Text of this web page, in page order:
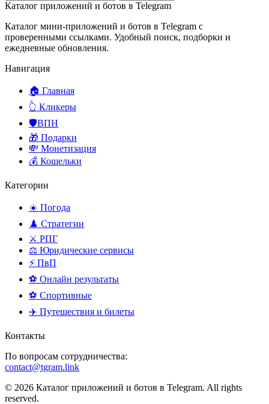
Каталог приложений и ботов в Telegram
Каталог мини-приложений и ботов в Telegram с
проверенными ссылками. Удобный поиск, подборки и
ежедневные обновления.
Навигация
🏠 Главная
👆 Кликеры
🛡️ВПН
🎁 Подарки
💸 Монетизация
💰 Кошельки
Категории
☀️ Погода
♟️ Стратегии
⚔️ РПГ
⚖️ Юридические сервисы
⚡ ПвП
⚽ Онлайн результаты
⚽ Спортивные
✈️ Путешествия и билеты
Контакты
По вопросам сотрудничества:
contact@tgram.link
© 2026 Каталог приложений и ботов в Telegram. All rights
reserved.